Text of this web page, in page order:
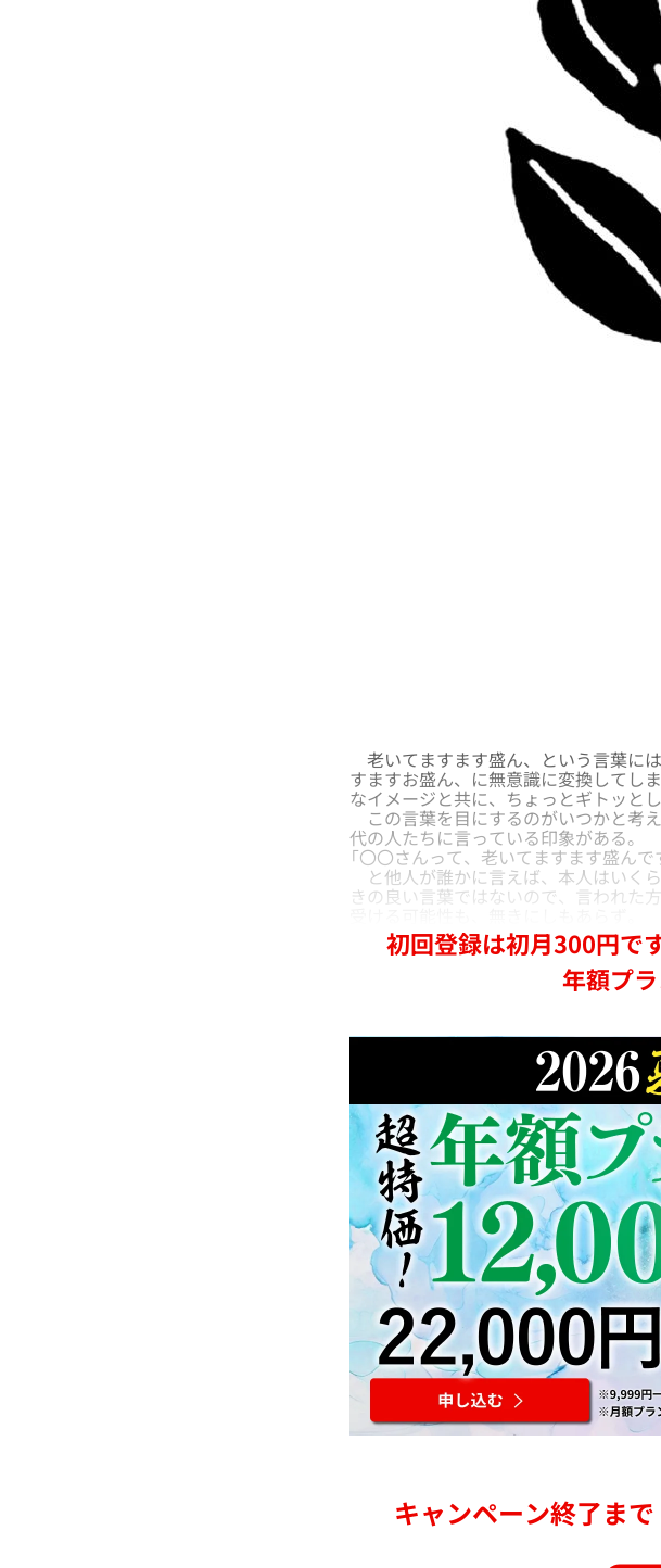
老いてますます盛ん、という言葉に
すますお盛ん、に無意識に変換してし
なイメージと共に、ちょっとギトッと
この言葉を目にするのがいつかと考
代の人たちに言っている印象がある。
「〇〇さんって、老いてますます盛んで
と他人が誰かに言えば、本人はいく
きの良い言葉ではないので、言われた
初回登録は初月300円で
年額プ
キャンペーン終了まで